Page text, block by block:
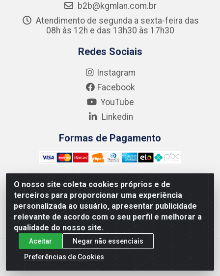
O nosso site coleta cookies próprios e de
terceiros para proporcionar uma experiência
personalizada ao usuário, apresentar publicidade
relevante de acordo com o seu perfil e melhorar a
qualidade do nosso site.
Aceitar
Negar não essenciais
Preferências de Cookies
b2b@kgmlan.com.br
Atendimento de segunda a sexta-feira das
08h às 12h e das 13h30 às 17h30
Redes Sociais
Instagram
Facebook
YouTube
Linkedin
Formas de Pagamento
Kgmlan Distribuidora LTDA - CNPJ 18.217.682/0001-54 -
Rua Pedro de Barros Cavalcante, 58 - Bultrins, Olinda/PE
- CEP 53320-110